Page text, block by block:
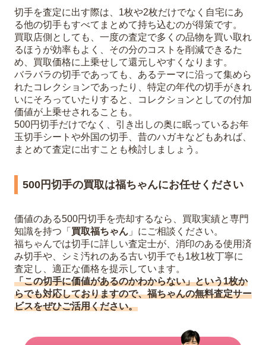
切手を査定に出す際は、1枚や2枚だけでなく自宅にあ
る他の切手もすべてまとめて持ち込むのが得策です。
買取店側としても、一度の査定で多くの品物を買い取れ
るほうが効率もよく、その分のコストを削減できるた
め、買取価格に上乗せして還元しやすくなります。
バラバラの切手であっても、あるテーマに沿って集めら
れたコレクションであったり、特定の年代の切手がきれ
いにそろっていたりすると、コレクションとしての付加
価値が上乗せされることも。
500円切手だけでなく、引き出しの奥に眠っているお年
玉切手シートや外国の切手、昔のハガキなどもあれば、
まとめて査定に出すことも検討しましょう。
500円切手の買取は福ちゃんにお任せください
価値のある500円切手を売却するなら、買取実績と専門
知識を持つ「 買取福ちゃん 」にご相談ください。
福ちゃんでは切手に詳しい査定士が、消印のある使用済
み切手や、シミ汚れのある古い切手でも1枚1枚丁寧に
査定し、適正な価格を提示しています。
「この切手に価値があるのかわからない」という1枚か
らでも対応しておりますので、福ちゃんの無料査定サー
ビスをぜひご活用ください。